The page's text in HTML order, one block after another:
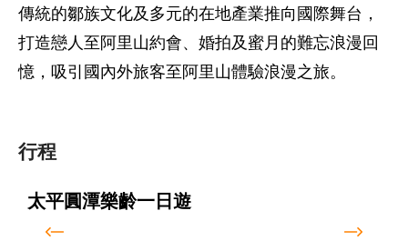
傳統的鄒族文化及多元的在地產業推向國際舞台，
打造戀人至阿里山約會、婚拍及蜜月的難忘浪漫回
憶，吸引國內外旅客至阿里山體驗浪漫之旅。
行程
太平圓潭樂齡一日遊